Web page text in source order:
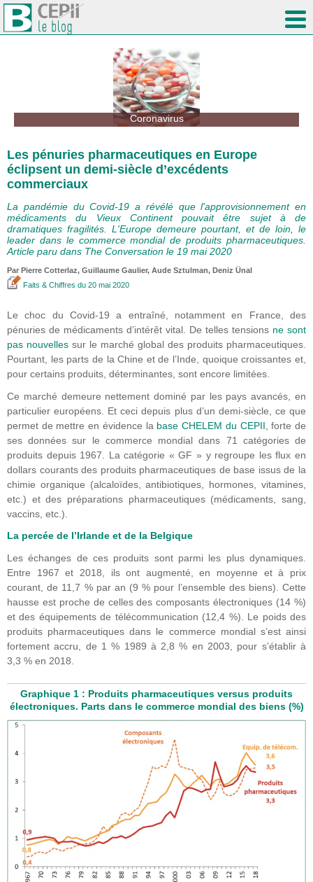
Coronavirus
Les pénuries pharmaceutiques en Europe
éclipsent un demi-siècle d’excédents
commerciaux
La pandémie du Covid-19 a révélé que l'approvisionnement en
médicaments du Vieux Continent pouvait être sujet à de
dramatiques fragilités. L'Europe demeure pourtant, et de loin, le
leader dans le commerce mondial de produits pharmaceutiques.
Article paru dans The Conversation le 19 mai 2020
Par Pierre Cotterlaz, Guillaume Gaulier, Aude Sztulman, Deniz Ünal
Faits & Chiffres du 20 mai 2020
Le choc du Covid-19 a entraîné, notamment en France, des
pénuries de médicaments d’intérêt vital. De telles tensions ne sont
pas nouvelles sur le marché global des produits pharmaceutiques.
Pourtant, les parts de la Chine et de l’Inde, quoique croissantes et,
pour certains produits, déterminantes, sont encore limitées.
Ce marché demeure nettement dominé par les pays avancés, en
particulier européens. Et ceci depuis plus d’un demi-siècle, ce que
permet de mettre en évidence la base CHELEM du CEPII , forte de
ses données sur le commerce mondial dans 71 catégories de
produits depuis 1967. La catégorie « GF » y regroupe les flux en
dollars courants des produits pharmaceutiques de base issus de la
chimie organique (alcaloïdes, antibiotiques, hormones, vitamines,
etc.) et des préparations pharmaceutiques (médicaments, sang,
vaccins, etc.).
La percée de l’Irlande et de la Belgique
Les échanges de ces produits sont parmi les plus dynamiques.
Entre 1967 et 2018, ils ont augmenté, en moyenne et à prix
courant, de 11,7 % par an (9 % pour l’ensemble des biens). Cette
hausse est proche de celles des composants électroniques (14 %)
et des équipements de télécommunication (12,4 %). Le poids des
produits pharmaceutiques dans le commerce mondial s’est ainsi
fortement accru, de 1 % 1989 à 2,8 % en 2003, pour s’établir à
3,3 % en 2018.
Graphique 1 : Produits pharmaceutiques versus produits
électroniques. Parts dans le commerce mondial des biens (%)